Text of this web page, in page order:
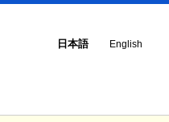
日本語 English